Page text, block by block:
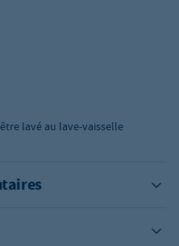
être lavé au lave-vaisselle